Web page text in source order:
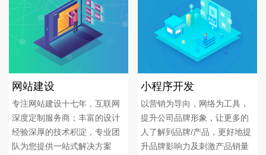
网站建设
专注网站建设十七年，互联网
深度定制服务商；丰富的设计
经验深厚的技术积淀，专业团
队为您提供一站式解决方案
小程序开发
以营销为导向，网络为工具，
提升公司品牌形象，让更多的
人了解到品牌/产品，更好地提
升品牌影响力及刺激产品销量